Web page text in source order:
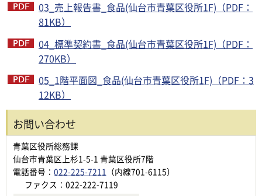
03_売上報告書_食品(仙台市青葉区役所1F)（PDF：
81KB）
04_標準契約書_食品(仙台市青葉区役所1F)（PDF：
270KB）
05_1階平面図_食品(仙台市青葉区役所1F)（PDF：3
12KB）
お問い合わせ
青葉区役所総務課
仙台市青葉区上杉1-5-1 青葉区役所7階
電話番号： 022-225-7211 （内線701-6115）
ファクス：022-222-7119